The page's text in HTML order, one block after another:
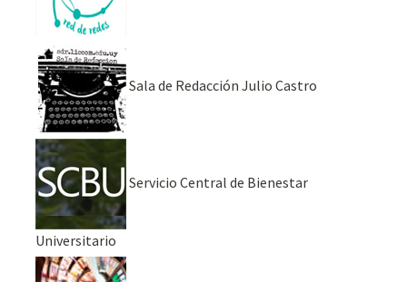
Sala de Redacción Julio Castro
Servicio Central de Bienestar
Universitario